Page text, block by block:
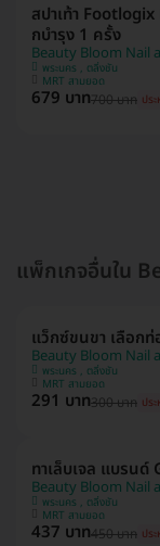
สปาเท้า
กบำรุง 1 ครั้ง
Beauty Bloom Nail
พระนคร , ตลิ่งชัน
MRT สามยอด
679 บาท700 บาท ปร
แพ็กเกจอื่นใน
แว็กซ์ขนขา เลือก
Beauty Bloom Nail
พระนคร , ตลิ่งชัน
MRT สามยอด
291 บาท300 บาท ปร
ทาเล็บเจล แบรนด์
Beauty Bloom Nail
พระนคร , ตลิ่งชัน
MRT สามยอด
437 บาท450 บาท ปร